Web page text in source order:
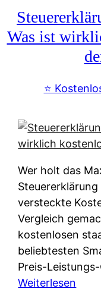
&
f
r
e
u
s
u
n
f
t
e
i
e
a
h
g
s
y
t
e
m
M
I
R
:
Was ist
⭐️
Wer holt das
versteckte
Vergleich
kostenlosen
beliebtesten
Preis-
Weiterlesen